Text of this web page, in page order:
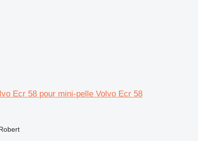
Ecr 58 pour mini-pelle Volvo Ecr 58